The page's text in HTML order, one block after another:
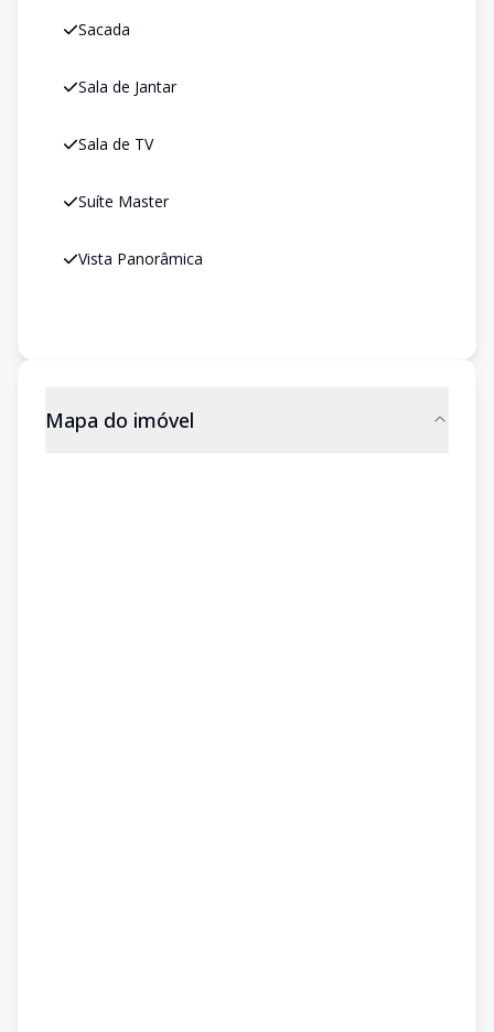
Sacada
Sala de Jantar
Sala de TV
Suíte Master
Vista Panorâmica
Mapa do imóvel